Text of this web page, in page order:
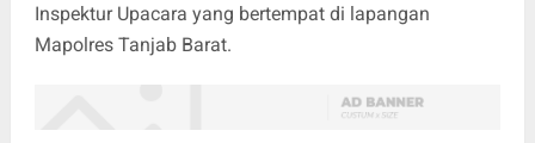
Inspektur Upacara yang bertempat di lapangan
Mapolres Tanjab Barat.